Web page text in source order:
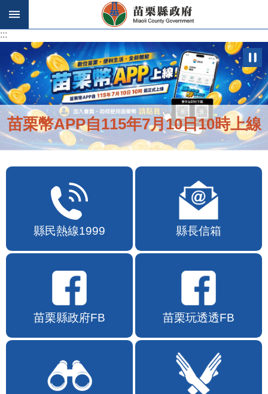
跳到主要內容區塊
:::
苗栗幣APP自115年7月10日10時上線
縣民熱線1999 縣長信箱
苗栗縣政府FB 苗栗玩透透FB